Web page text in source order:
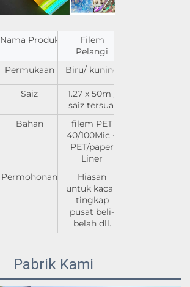
Nama Produk
Filem
Pelangi
Permukaan
Biru/ kuning
Saiz
1.27 x 50m /
saiz tersuai
Bahan
filem PET
40/100Mic +
PET/paper
Liner
Permohonan
Hiasan
untuk kaca /
tingkap
pusat beli-
belah dll.
Pabrik Kami